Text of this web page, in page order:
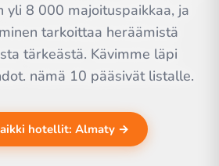
yli 8 000 majoituspaikkaa, ja
tarkoittaa heräämistä
tärkeästä. Kävimme läpi
nämä 10 pääsivät listalle.
hotellit: Almaty →